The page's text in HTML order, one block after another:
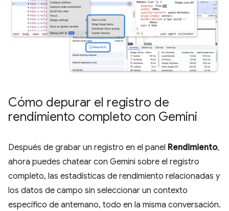
Cómo depurar el registro de
rendimiento completo con Gemini
Después de grabar un registro en el panel Rendimiento,
ahora puedes chatear con Gemini sobre el registro
completo, las estadísticas de rendimiento relacionadas y
los datos de campo sin seleccionar un contexto
específico de antemano, todo en la misma conversación.